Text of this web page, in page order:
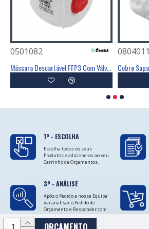
0501082 0804011
1º - ESCOLHA
Escolha todos os seus
Produtos e adicione-os ao seu
Carrinho de Orçamentos.
3º - ANÁLISE
Após o Pedido a nossa Equipa
vai analisar o Pedido de
Orçamento e Responder com
as Cotações.